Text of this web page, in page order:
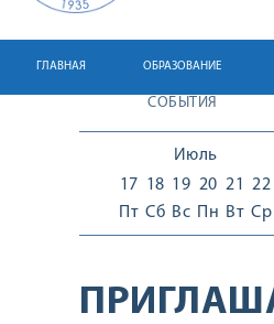
ГЛАВНАЯ ОБРАЗОВАНИЕ
СОБЫТИЯ
Июль
17
Пт
18
Сб
19
Вс
20
Пн
21
Вт
22
Ср